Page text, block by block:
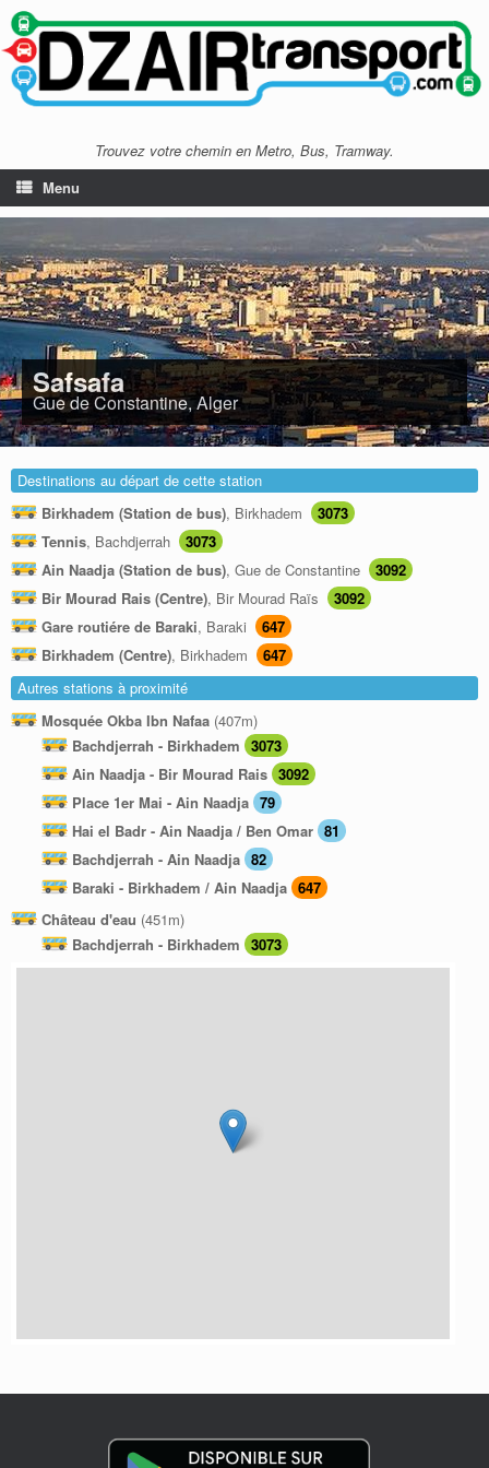
Trouvez votre chemin en Metro, Bus, Tramway.
Menu
Safsafa
Gue de Constantine, Alger
Destinations au départ de cette station
Birkhadem (Station de bus), Birkhadem
3073
Tennis, Bachdjerrah
3073
Ain Naadja (Station de bus), Gue de Constantine
3092
Bir Mourad Rais (Centre), Bir Mourad Raïs
3092
Gare routiére de Baraki, Baraki
647
Birkhadem (Centre), Birkhadem
647
Autres stations à proximité
Mosquée Okba Ibn Nafaa (407m)
Bachdjerrah - Birkhadem 3073
Ain Naadja - Bir Mourad Rais 3092
Place 1er Mai - Ain Naadja 79
Hai el Badr - Ain Naadja / Ben Omar 81
Bachdjerrah - Ain Naadja 82
Baraki - Birkhadem / Ain Naadja 647
Château d'eau (451m)
Bachdjerrah - Birkhadem 3073